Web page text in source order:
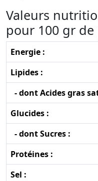
Valeurs
pour 100 gr
Energie :
Lipides :
- dont Acides gras
Glucides :
- dont Sucres :
Protéines :
Sel :